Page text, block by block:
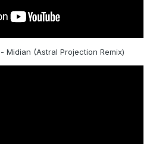
Midian (Astral Projection Remix)